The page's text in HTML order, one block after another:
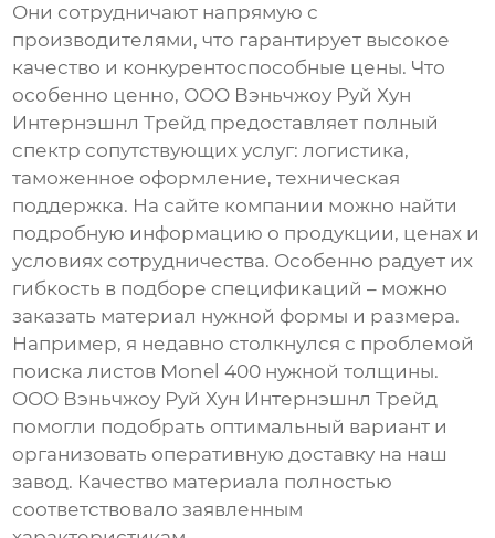
Они сотрудничают напрямую с
производителями, что гарантирует высокое
качество и конкурентоспособные цены. Что
особенно ценно, ООО Вэньчжоу Руй Хун
Интернэшнл Трейд предоставляет полный
спектр сопутствующих услуг: логистика,
таможенное оформление, техническая
поддержка. На сайте компании можно найти
подробную информацию о продукции, ценах и
условиях сотрудничества. Особенно радует их
гибкость в подборе спецификаций – можно
заказать материал нужной формы и размера.
Например, я недавно столкнулся с проблемой
поиска листов Monel 400 нужной толщины.
ООО Вэньчжоу Руй Хун Интернэшнл Трейд
помогли подобрать оптимальный вариант и
организовать оперативную доставку на наш
завод. Качество материала полностью
соответствовало заявленным